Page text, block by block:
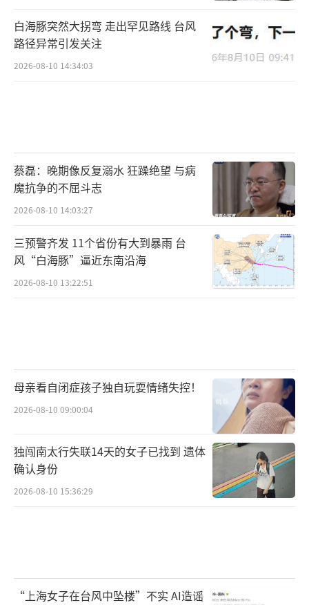
白海豚突然大拐弯 走出罕见路线 台风
路径异常引发关注
2026-08-10 14:34:03
蔡磊：晚期像反复溺水 狂躁绝望 与病
魔抗争的不屈斗志
2026-08-10 14:03:27
三预警齐发 11个省份有大到暴雨 台
风“白海豚”逼近东南沿海
2026-08-10 13:22:51
母亲看自闭症孩子独自玩耍情绪失控！
2026-08-10 09:00:04
独闯南太行失联14天的女子已找到 遗体
确认身份
2026-08-10 15:36:29
“上海女子在台风中坠楼”不实 AI造谣